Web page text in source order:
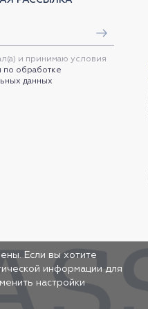
и принимаю условия
по обработке
данных
Если вы хотите
информации для
настройки